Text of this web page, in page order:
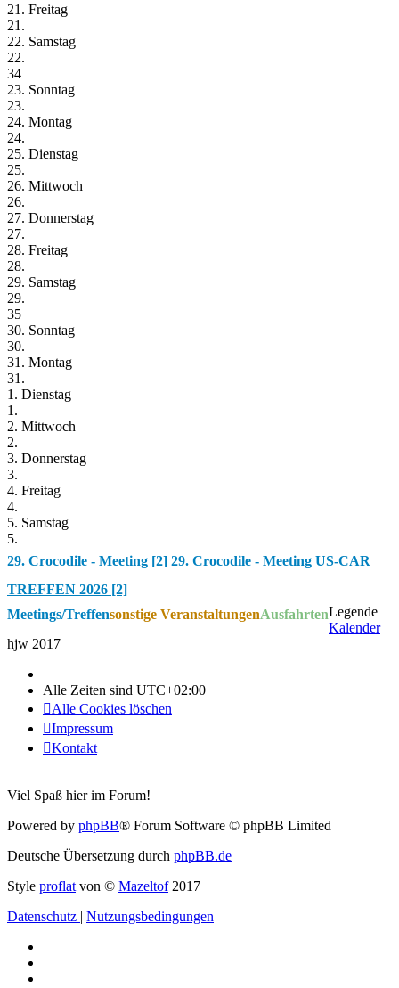
21. Freitag
21.
22. Samstag
22.
34
23. Sonntag
23.
24. Montag
24.
25. Dienstag
25.
26. Mittwoch
26.
27. Donnerstag
27.
28. Freitag
28.
29. Samstag
29.
35
30. Sonntag
30.
31. Montag
31.
1. Dienstag
1.
2. Mittwoch
2.
3. Donnerstag
3.
4. Freitag
4.
5. Samstag
5.
29. Crocodile - Meeting [2] 29. Crocodile - Meeting US-CAR
TREFFEN 2026 [2]
Legende
Meetings/Treffensonstige VeranstaltungenAusfahrten
Kalender
hjw 2017
Alle Zeiten sind UTC+02:00
Alle Cookies löschen
Impressum
Kontakt
Viel Spaß hier im Forum!
Powered by phpBB® Forum Software © phpBB Limited
Deutsche Übersetzung durch phpBB.de
Style proflat von © Mazeltof2017
Datenschutz | Nutzungsbedingungen